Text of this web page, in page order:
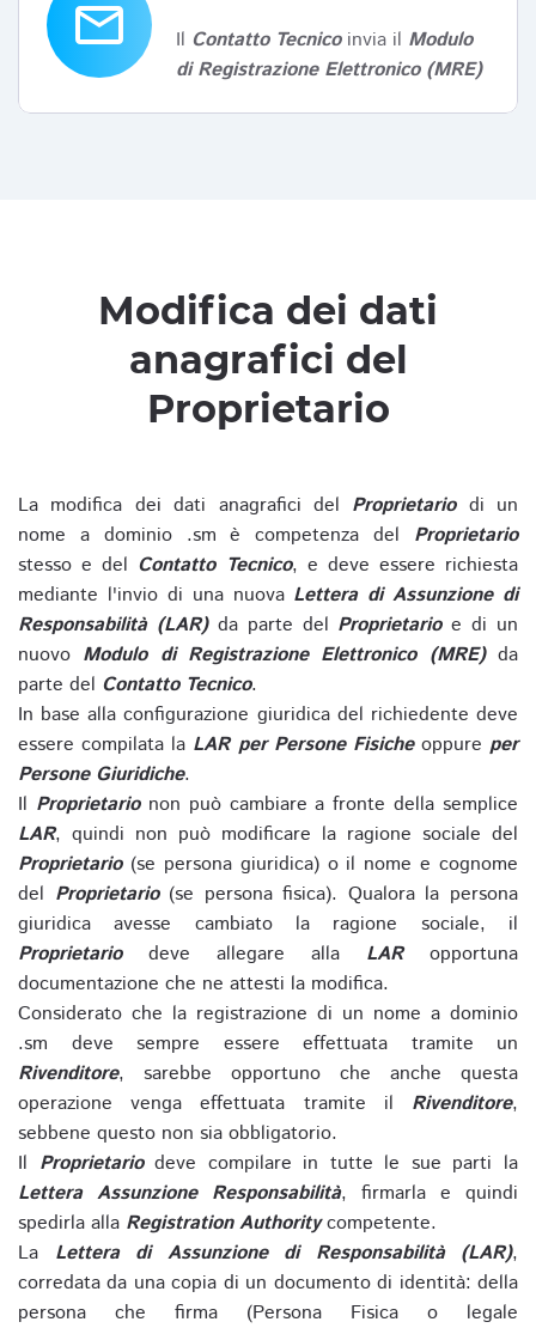
email Il Contatto Tecnicoinvia il Modulo
di Registrazione Elettronico (MRE)
Modifica dei dati
anagrafici del
Proprietario
La modifica dei dati anagrafici del Proprietariodi un
nome a dominio .sm è competenza del Proprietario
stesso e del Contatto Tecnico, e deve essere richiesta
mediante l'invio di una nuova Lettera di Assunzione di
Responsabilità (LAR)da parte del Proprietarioe di un
nuovo Modulo di Registrazione Elettronico (MRE)da
parte del Contatto Tecnico.
In base alla configurazione giuridica del richiedente deve
essere compilata la LAR per Persone Fisicheoppure per
Persone Giuridiche.
Il Proprietarionon può cambiare a fronte della semplice
LAR, quindi non può modificare la ragione sociale del
Proprietario(se persona giuridica) o il nome e cognome
del Proprietario(se persona fisica). Qualora la persona
giuridica avesse cambiato la ragione sociale, il
Proprietariodeve allegare alla LARopportuna
documentazione che ne attesti la modifica.
Considerato che la registrazione di un nome a dominio
.sm deve sempre essere effettuata tramite un
Rivenditore, sarebbe opportuno che anche questa
operazione venga effettuata tramite il Rivenditore,
sebbene questo non sia obbligatorio.
Il Proprietariodeve compilare in tutte le sue parti la
Lettera Assunzione Responsabilità, firmarla e quindi
spedirla alla Registration Authoritycompetente.
La Lettera di Assunzione di Responsabilità (LAR),
corredata da una copia di un documento di identità: della
persona che firma (Persona Fisica o legale